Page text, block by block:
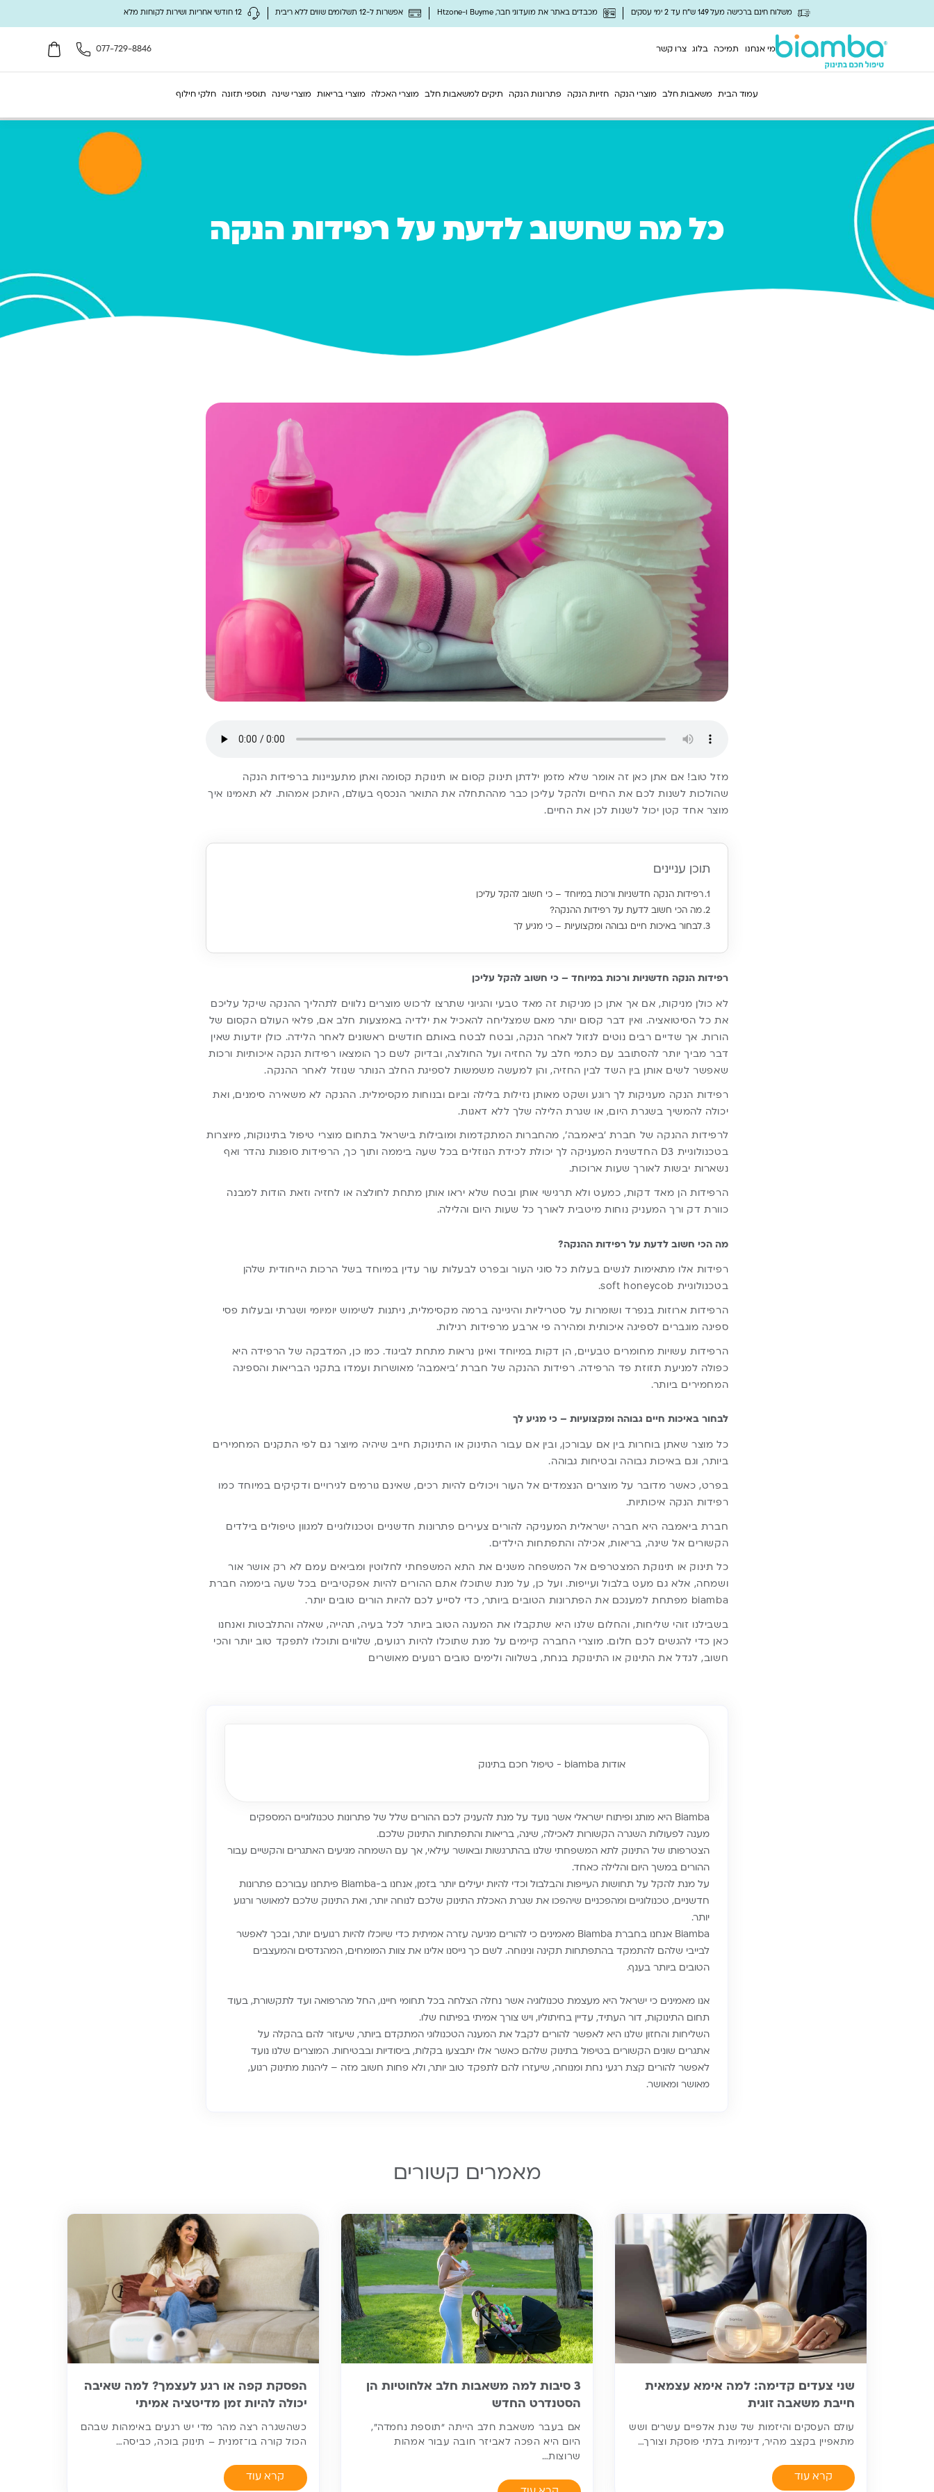
משלוח חינם ברכישה מעל 149 ש"ח עד 2 ימי עסקים מכבדים באתר את מועדוני חבר, Buyme ו-Htzone אפשרות ל-12 תשלומים שווים ללא ריבית 12 חודשי אחריות ושירות לקוחות מלא
מי אנחנו תמיכה בלוג צרו קשר 077-729-8846
עמוד הבית משאבות חלב מוצרי הנקה חזיות הנקה פתרונות הנקה תיקים למשאבות חלב מוצרי האכלה מוצרי בריאות מוצרי שינה תוספי תזונה חלקי חילוף
כל מה שחשוב לדעת על רפידות הנקה
מזל טוב! אם אתן כאן זה אומר שלא מזמן ילדתן תינוק קסום או תינוקת קסומה ואתן מתעניינות ברפידות הנקה
שהולכות לשנות לכם את החיים ולהקל עליכן כבר מההתחלה את התואר הנכסף בעולם, היותכן אמהות. לא תאמינו איך
מוצר אחד קטן יכול לשנות לכן את החיים.
תוכן עניינים
רפידות הנקה חדשניות ורכות במיוחד – כי חשוב להקל עליכן
מה הכי חשוב לדעת על רפידות ההנקה?
לבחור באיכות חיים גבוהה ומקצועיות – כי מגיע לך
רפידות הנקה חדשניות ורכות במיוחד – כי חשוב להקל עליכן
לא כולן מניקות, אם אך אתן כן מניקות זה מאד טבעי והגיוני שתרצו לרכוש מוצרים נלווים לתהליך ההנקה שיקל עליכם
את כל הסיטואציה. ואין דבר קסום יותר מאם שמצליחה להאכיל את ילדיה באמצעות חלב אם, פלאי העולם הקסום של
הורות. אך שדיים רבים נוטים לנזול לאחר הנקה, ובטח לבטח באותם חודשים ראשונים לאחר הלידה. כולן יודעות שאין
דבר מביך יותר להסתובב עם כתמי חלב על החזיה ועל החולצה, ובדיוק לשם כך הומצאו רפידות הנקה איכותיות ורכות
שאפשר לשים אותן בין השד לבין החזיה, והן למעשה משמשות לספיגת החלב הנותר שנוזל לאחר ההנקה.
רפידות הנקה מעניקות לך רוגע ושקט מאותן נזילות בלילה וביום ובנוחות מקסימלית. ההנקה לא משאירה סימנים, ואת
יכולה להמשיך בשגרת היום, או שגרת הלילה שלך ללא דאגות.
לרפידות ההנקה של חברת ‘ביאמבה’, מהחברות המתקדמות ומובילות בישראל בתחום מוצרי טיפול בתינוקות, מיוצרות
בטכנולוגיית D3 החדשנית המעניקה לך יכולת לכידת הנוזלים בכל שעה ביממה ותוך כך, הרפידות סופגות נהדר ואף
נשארות יבשות לאורך שעות ארוכות.
הרפידות הן מאד דקות, כמעט ולא תרגישי אותן ובטח שלא יראו אותן מתחת לחולצה או לחזיה וזאת הודות למבנה
כוורת דק ורך המעניק נוחות מיטבית לאורך כל שעות היום והלילה.
מה הכי חשוב לדעת על רפידות ההנקה?
רפידות אלו מתאימות לנשים בעלות כל סוגי העור ובפרט לבעלות עור עדין במיוחד בשל הרכות הייחודית שלהן
בטכנולוגיית soft honeycob.
הרפידות ארוזות בנפרד ושומרות על סטריליות והיגיינה ברמה מקסימלית, ניתנות לשימוש יומיומי ושגרתי ובעלות פסי
ספיגה מוגברים לספיגה איכותית ומהירה פי ארבע מרפידות רגילות.
הרפידות עשויות מחומרים טבעיים, הן דקות במיוחד ואינן נראות מתחת לביגוד. כמו כן, המדבקה של הרפידה היא
כפולה למניעת תזוזת פד הרפידה. רפידות ההנקה של חברת ‘ביאמבה’ מאושרות ועמדו בתקני הבריאות והספיגה
המחמירים ביותר.
לבחור באיכות חיים גבוהה ומקצועיות – כי מגיע לך
כל מוצר שאתן בוחרות בין אם עבורכן, ובין אם עבור התינוק או התינוקת חייב שיהיה מיוצר גם לפי התקנים המחמירים
ביותר, וגם באיכות גבוהה ובטיחות גבוהה.
בפרט, כאשר מדובר על מוצרים הנצמדים אל העור ויכולים להיות רכים, שאינם גורמים לגירויים ודקיקים במיוחד כמו
רפידות הנקה איכותיות.
חברת ביאמבה היא חברה ישראלית המעניקה להורים צעירים פתרונות חדשניים וטכנולוגיים למגוון טיפולים בילדים
הקשורים אל שינה, בריאות, אכילה והתפתחות הילדים.
כל תינוק או תינוקת המצטרפים אל המשפחה משנים את התא המשפחתי לחלוטין ומביאים עמם לא רק אושר אור
ושמחה, אלא גם מעט בלבול ועייפות. ועל כן, על מנת שתוכלו אתם ההורים להיות אפקטיביים בכל שעה ביממה חברת
biamba מפתחת למענכם את הפתרונות הטובים ביותר, כדי לסייע לכם להיות הורים טובים יותר.
בשבילנו זוהי שליחות, והחלום שלנו היא שתקבלו את המענה הטוב ביותר לכל בעיה, תהייה, שאלה והתלבטות ואנחנו
כאן כדי להגשים לכם חלום. מוצרי החברה קיימים על מנת שתוכלו להיות רגועים, שלווים ותוכלו לתפקד טוב יותר והכי
חשוב, לגדל את התינוק או התינוקת בנחת, בשלווה ולימים טובים רגועים מאושרים
אודות biamba - טיפול חכם בתינוק
Biamba היא מותג ופיתוח ישראלי אשר נועד על מנת להעניק לכם ההורים שלל של פתרונות טכנולוגיים המספקים
מענה לפעולות השגרה הקשורות לאכילה, שינה, בריאות והתפתחות התינוק שלכם.
הצטרפותו של התינוק לתא המשפחתי שלנו בהתרגשות ובאושר עילאי, אך עם השמחה מגיעים האתגרים והקשיים עבור
ההורים במשך היום והלילה כאחד.
על מנת להקל על תחושות העייפות והבלבול וכדי להיות יעילים יותר בזמן, אנחנו ב-Biamba פיתחנו עבורכם פתרונות
חדשניים, טכנולוגיים ומהפכניים שיהפכו את שגרת האכלת התינוק שלכם לנוחה יותר, ואת התינוק שלכם למאושר ורגוע
יותר.
Biamba אנחנו בחברת Biamba מאמינים כי להורים מגיעה עזרה אמיתית כדי שיוכלו להיות רגועים יותר, ובכך לאפשר
לבייבי שלהם להתמקד בהתפתחות תקינה ונינוחה. לשם כך גייסנו אלינו את צוות המומחים, המהנדסים והמעצבים
הטובים ביותר בענף.
אנו מאמינים כי ישראל היא מעצמת טכנולוגיה אשר נחלה הצלחה בכל תחומי חיינו, החל מהרפואה ועד לתקשורת, בעוד
תחום התינוקות, דור העתיד, עדיין בחיתוליו, ויש צורך אמיתי בפיתוח שלו.
השליחות והחזון שלנו היא לאפשר להורים לקבל את המענה הטכנולוגי המתקדם ביותר, שיעזור להם בהקלה על
אתגרים שונים הקשורים בטיפול בתינוק שלהם כאשר אלו יתבצעו בקלות, ביסודיות ובבטיחות. המוצרים שלנו נועד
לאפשר להורים קצת רגעי נחת ומנוחה, שיעזרו להם לתפקד טוב יותר, ולא פחות חשוב מזה – ליהנות מתינוק רגוע,
מאושר ומאושר.
מאמרים קשורים
שני צעדים קדימה: למה אימא עצמאית
חייבת משאבה זוגית
עולם העסקים והיזמות של שנת אלפיים עשרים ושש
מתאפיין בקצב מהיר, דינמיות בלתי פוסקת וצורך…
קרא עוד
3 סיבות למה משאבות חלב אלחוטיות הן
הסטנדרט החדש
אם בעבר משאבת חלב הייתה “תוספת נחמדה”,
היום היא הפכה לאביזר חובה עבור אמהות
שרוצות…
הפסקת קפה או רגע לעצמך? למה שאיבה
יכולה להיות זמן מדיטציה אמיתי
כשהשגרה רצה מהר מדי יש רגעים באימהות שבהם
הכול קורה בו־זמנית – תינוק בוכה, כביסה…
קרא עוד